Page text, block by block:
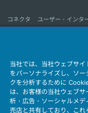
コネクタ
ユーザー・インタ
会社情報 サステナビリティ
製品情報新着一覧
サイトマ
当社では、当社ウェブサ
をパーソナライズし、ソ
クを分析するために
は、お客様の当社ウェブ
析・広告・ソーシャルメ
売店と共有しており、こ